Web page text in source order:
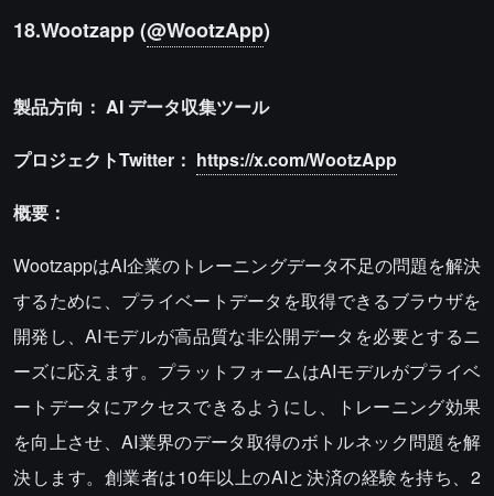
18.Wootzapp (@WootzApp)
製品方向： AI データ収集ツール
プロジェクトTwitter： https://x.com/WootzApp
概要：
WootzappはAI企業のトレーニングデータ不足の問題を解決
するために、プライベートデータを取得できるブラウザを
開発し、AIモデルが高品質な非公開データを必要とするニ
ーズに応えます。プラットフォームはAIモデルがプライベ
ートデータにアクセスできるようにし、トレーニング効果
を向上させ、AI業界のデータ取得のボトルネック問題を解
決します。創業者は10年以上のAIと決済の経験を持ち、2